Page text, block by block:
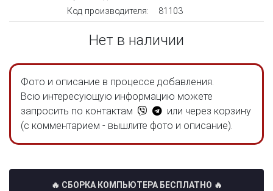
Код производителя:
81103
Нет в наличии
Фото и описание в процессе добавления.
Всю интересующую информацию можете
запросить по контактам
или через корзину
(с комментарием - вышлите фото и описание).
🔥 СБОРКА КОМПЬЮТЕРА БЕСПЛАТНО 🔥